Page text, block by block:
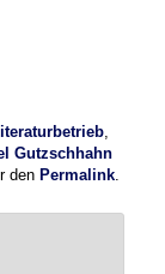
,
Gutzschhahn
den Permalink.